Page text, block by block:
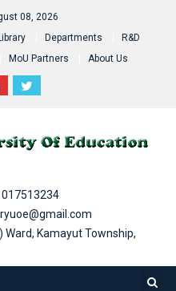
08, 2026
Departments
R&D
MoU Partners About Us
017513234
Ward, Kamayut Township,